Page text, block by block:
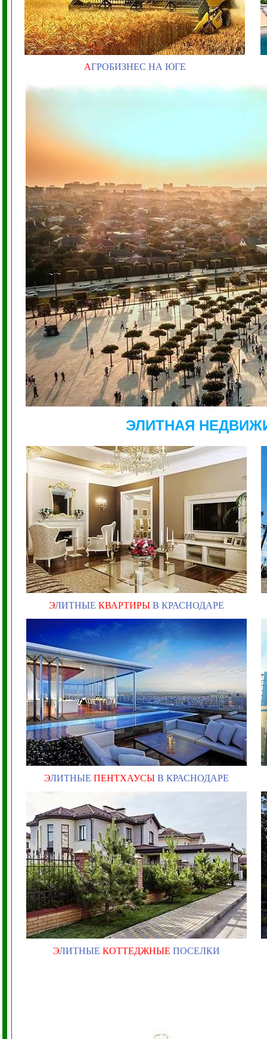
АГРОБИЗНЕС НА ЮГЕ
ЭЛИТНАЯ
ЭЛИТНЫЕ КВАРТИРЫ В КРАСНОДАРЕ
ЭЛИТНЫЕ ПЕНТХАУСЫ В КРАСНОДАРЕ
ЭЛИТНЫЕ КОТТЕДЖНЫЕ ПОСЕЛКИ